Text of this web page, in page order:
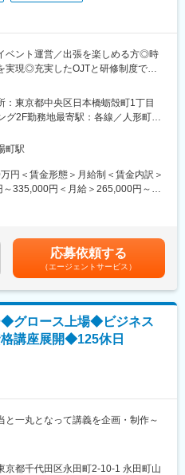
管理
トマネジメント
せしていきます。
企画づくり、マネタイズの設計か
最先端テクノロジーの知見を深め
向性に合わせ、企画、営業、マー
20名ほどが活躍しています。
40代まで幅広く在籍）
の業務
ント運営／出張を楽しめる方◎時
実現◎充実したOJTと研修制度で安
向けにオンラインイベントを提供し
強化のため新たなメンバーを募集し
やご要望のヒアリング、イベント
会場設営、全体進行、アテンド
セスのレポート提出
アントで、既存顧客の割合が9割以
社のお客様を担当。(月に7～8件のイ
一切ありません。
Web・配信関連の知識やスケジュー
：東京都中央区日本橋蛎殻町1丁目
グ2F勤務地最寄駅：各線／人形町駅
変更の範囲：無
町駅
円＜賃金形態＞月給制＜賃金内訳＞
335,000円＜月給＞265,000円～
万円／入社6年目(リーダー想定)・
安の金額であり、選考を通じて上下
(月額)は固定手当を含めた表記です。
応募依頼する
（エージェントサービス）
◆グロース上場◆ビジネス
講座展開◆125休日
と一丸となって講義を企画・制作～
集・完パケまでの制作フロー全体を
京都千代田区永田町2-10-1 永田町山